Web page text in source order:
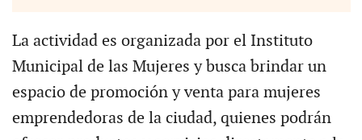
La actividad es organizada por el Instituto
Municipal de las Mujeres y busca brindar un
espacio de promoción y venta para mujeres
emprendedoras de la ciudad, quienes podrán